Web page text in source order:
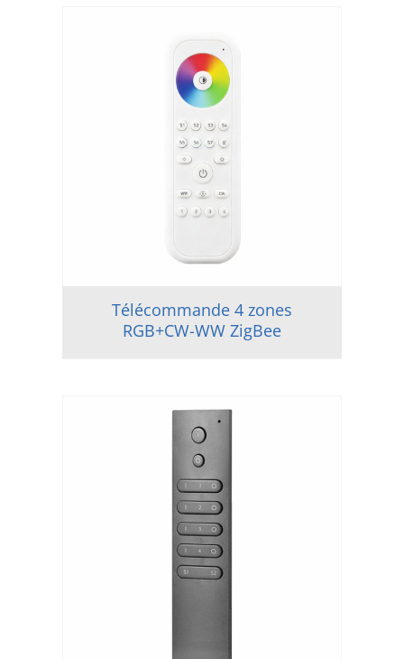
Télécommande 4 zones
RGB+CW-WW ZigBee